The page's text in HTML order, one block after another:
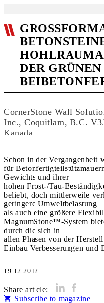
ETONSTEINE
ER GRÜNEN
CornerStone Wall
Inc., Coquitlam, B.C.
Kanada
Schon in der Vergangenheit
für
Gewichts und ihrer
hohen Frost-/Tau-
beliebt, doch mittlerweile
geringere Umweltbelastung
als auch eine größere
MagnumStone™-System
durch die sich in
allen Phasen von der
Einbau Verbesserungen und
19.12.2012
Share article:
Subscribe to magazine